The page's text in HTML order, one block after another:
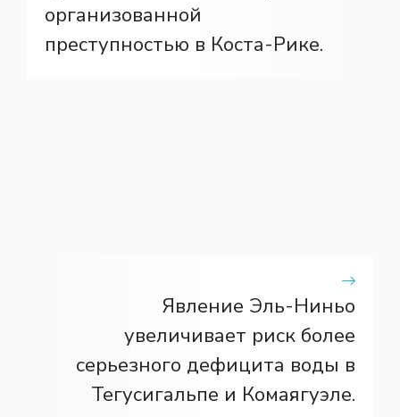
организованной
преступностью в Коста-Рике.
Явление Эль-Ниньо
увеличивает риск более
серьезного дефицита воды в
Тегусигальпе и Комаягуэле.